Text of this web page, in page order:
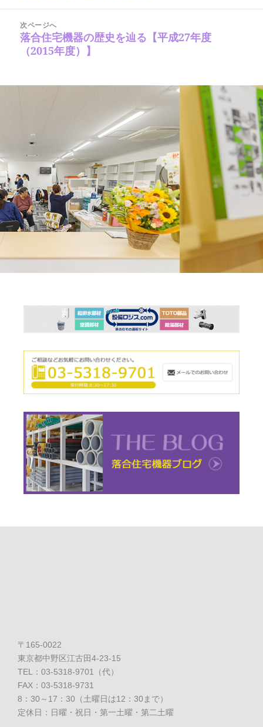
稿:
次ページへ
次
の
投
落合住宅機器の歴史を辿る【平成27年度
（2015年度）】
〒165-0022
東京都中野区江古田4-23-15
TEL：03-5318-9701（代）
FAX：03-5318-9731
8：30～17：30（土曜日は12：30まで）
定休日：日曜・祝日・第一土曜・第二土曜